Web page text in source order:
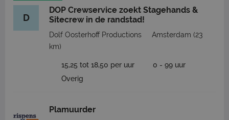
D
DOP Crewservice zoekt Stagehands &
Sitecrew in de randstad!
Dolf Oosterhoff Productions Amsterdam (23
km)
15,25 tot 18,50 per uur
0 - 99 uur
Overig
Plamuurder